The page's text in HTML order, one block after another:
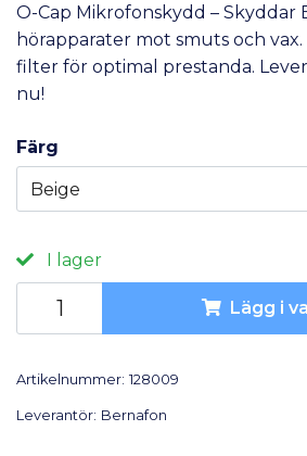
O-Cap Mikrofonskydd – Skyddar
hörapparater mot smuts och
filter för optimal prestanda.
nu!
Färg
Beige
I lager
Lägg i
Artikelnummer: 128009
Leverantör: Bernafon